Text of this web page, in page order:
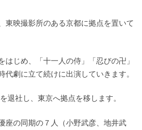
東映撮影所のある京都に拠点を置いて
はじめ、「十一人の侍」「忍びの卍」
代劇に立て続けに出演していきます。
退社し、東京へ拠点を移します。
座の同期の７人（小野武彦、地井武